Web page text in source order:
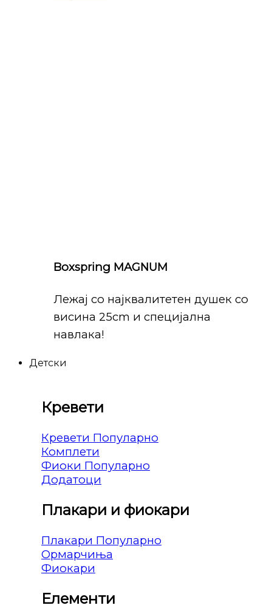
Boxspring MAGNUM
Лежај со најквалитетен душек со
висина 25cm и специјална
навлака!
Детски
Кревети
Кревети
Комплети
Фиоки
Додатоци
Плакари и фиокари
Плакари
Ормарчиња
Фиокари
Елементи